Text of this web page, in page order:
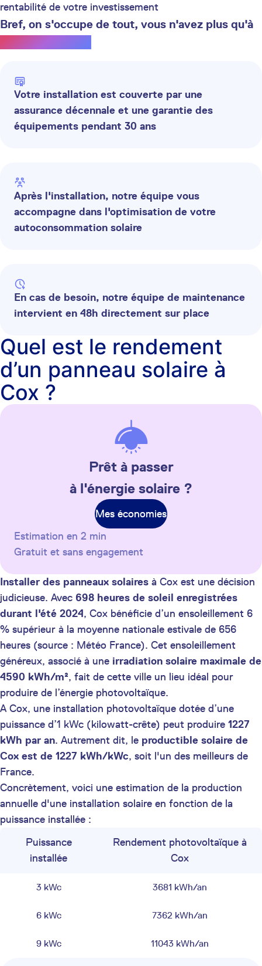
rentabilité de votre investissement
Bref, on s'occupe de tout, vous n'avez plus qu'à
profiter du soleil.
Votre installation est couverte par une
assurance décennale et une garantie des
équipements pendant 30 ans
Après l'installation, notre équipe vous
accompagne dans l'optimisation de votre
autoconsommation solaire
En cas de besoin, notre équipe de maintenance
intervient en 48h directement sur place
Quel est le rendement
d’un panneau solaire à
Cox ?
Prêt à passer
à l'énergie solaire ?
Mes économies
Estimation en 2 min
Gratuit et sans engagement
Installer des panneaux solaires à Cox est une décision
judicieuse. Avec 698 heures de soleil enregistrées
durant l'été 2024, Cox bénéficie d’un ensoleillement 6
% supérieur à la moyenne nationale estivale de 656
heures (source : Météo France). Cet ensoleillement
généreux, associé à une irradiation solaire maximale de
4590 kWh/m², fait de cette ville un lieu idéal pour
produire de l’énergie photovoltaïque.
A Cox, une installation photovoltaïque dotée d’une
puissance d’1 kWc (kilowatt-crête) peut produire 1227
kWh par an. Autrement dit, le productible solaire de
Cox est de 1227 kWh/kWc, soit l'un des meilleurs de
France.
Concrètement, voici une estimation de la production
annuelle d'une installation solaire en fonction de la
puissance installée :
Puissance
installée
Rendement photovoltaïque à
Cox
3 kWc 3681 kWh/an
6 kWc 7362 kWh/an
9 kWc 11043 kWh/an